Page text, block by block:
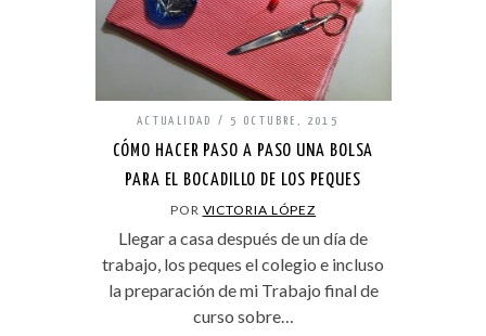
ACTUALIDAD 5 OCTUBRE, 2015
CÓMO HACER PASO A PASO UNA BOLSA
PARA EL BOCADILLO DE LOS PEQUES
POR VICTORIA LÓPEZ
Llegar a casa después de un día de
trabajo, los peques el colegio e incluso
la preparación de mi Trabajo final de
curso sobre…